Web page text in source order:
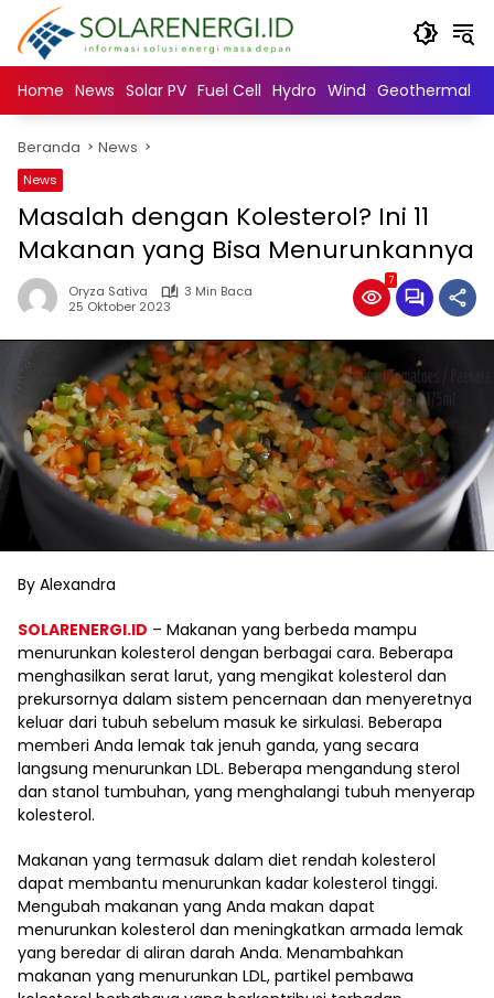
Langsung
konten
Home News Solar PV Fuel Cell Hydro Wind Geothermal
Beranda News
News
Masalah dengan Kolesterol? Ini 11
Makanan yang Bisa Menurunkannya
Oryza Sativa
3 Min Baca
25 Oktober 2023
7
By Alexandra
SOLARENERGI.ID – Makanan yang berbeda mampu
menurunkan kolesterol dengan berbagai cara. Beberapa
menghasilkan serat larut, yang mengikat kolesterol dan
prekursornya dalam sistem pencernaan dan menyeretnya
keluar dari tubuh sebelum masuk ke sirkulasi. Beberapa
memberi Anda lemak tak jenuh ganda, yang secara
langsung menurunkan LDL. Beberapa mengandung sterol
dan stanol tumbuhan, yang menghalangi tubuh menyerap
kolesterol.
Makanan yang termasuk dalam diet rendah kolesterol
dapat membantu menurunkan kadar kolesterol tinggi.
Mengubah makanan yang Anda makan dapat
menurunkan kolesterol dan meningkatkan armada lemak
yang beredar di aliran darah Anda. Menambahkan
makanan yang menurunkan LDL, partikel pembawa